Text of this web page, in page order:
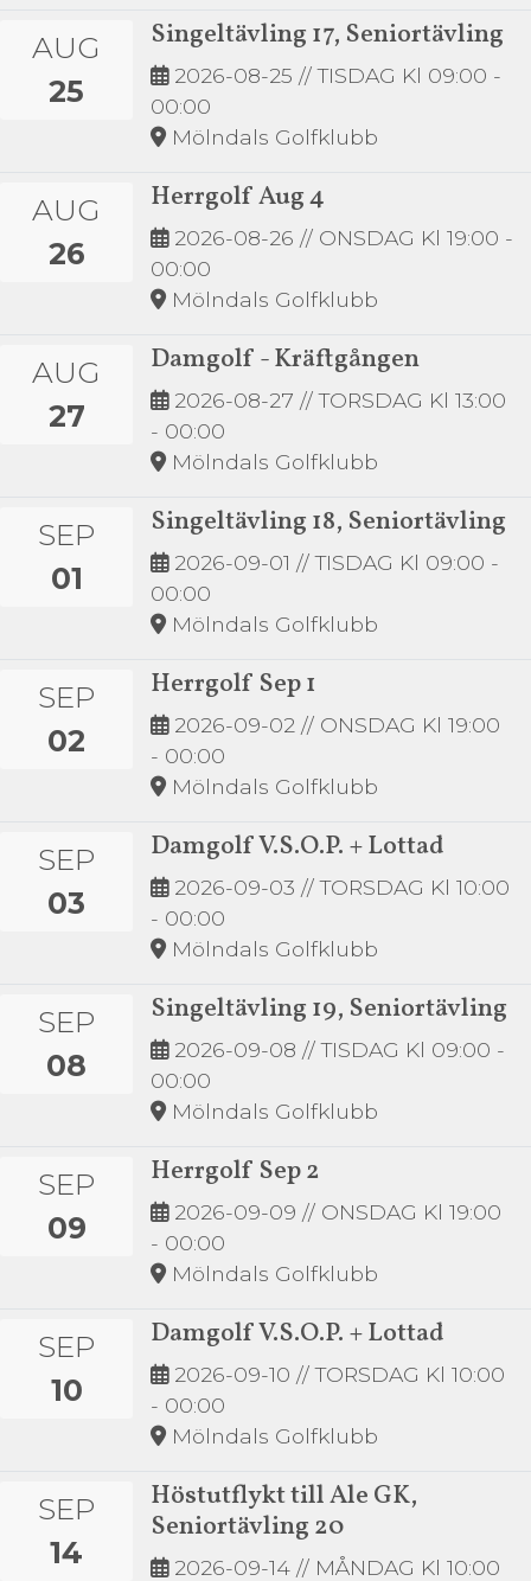
AUG
25
Singeltävling 17, Seniortävling
2026-08-25 // TISDAG Kl 09:00 -
00:00
Mölndals Golfklubb
AUG
26
Herrgolf Aug 4
2026-08-26 // ONSDAG Kl 19:00 -
00:00
Mölndals Golfklubb
AUG
27
Damgolf - Kräftgången
2026-08-27 // TORSDAG Kl 13:00
- 00:00
Mölndals Golfklubb
SEP
01
Singeltävling 18, Seniortävling
2026-09-01 // TISDAG Kl 09:00 -
00:00
Mölndals Golfklubb
SEP
02
Herrgolf Sep 1
2026-09-02 // ONSDAG Kl 19:00
- 00:00
Mölndals Golfklubb
SEP
03
Damgolf V.S.O.P. + Lottad
2026-09-03 // TORSDAG Kl 10:00
- 00:00
Mölndals Golfklubb
SEP
08
Singeltävling 19, Seniortävling
2026-09-08 // TISDAG Kl 09:00 -
00:00
Mölndals Golfklubb
SEP
09
Herrgolf Sep 2
2026-09-09 // ONSDAG Kl 19:00
- 00:00
Mölndals Golfklubb
SEP
10
Damgolf V.S.O.P. + Lottad
2026-09-10 // TORSDAG Kl 10:00
- 00:00
Mölndals Golfklubb
SEP
14
Höstutflykt till Ale GK,
Seniortävling 20
2026-09-14 // MÅNDAG Kl 10:00